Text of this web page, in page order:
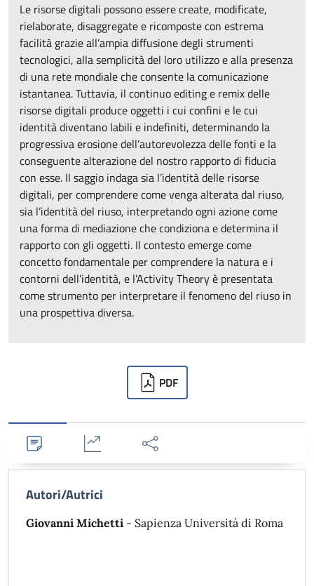
Le risorse digitali possono essere create, modificate,
rielaborate, disaggregate e ricomposte con estrema
facilità grazie all’ampia diffusione degli strumenti
tecnologici, alla semplicità del loro utilizzo e alla presenza
di una rete mondiale che consente la comunicazione
istantanea. Tuttavia, il continuo editing e remix delle
risorse digitali produce oggetti i cui confini e le cui
identità diventano labili e indefiniti, determinando la
progressiva erosione dell’autorevolezza delle fonti e la
conseguente alterazione del nostro rapporto di fiducia
con esse. Il saggio indaga sia l’identità delle risorse
digitali, per comprendere come venga alterata dal riuso,
sia l’identità del riuso, interpretando ogni azione come
una forma di mediazione che condiziona e determina il
rapporto con gli oggetti. Il contesto emerge come
concetto fondamentale per comprendere la natura e i
contorni dell’identità, e l’Activity Theory è presentata
come strumento per interpretare il fenomeno del riuso in
una prospettiva diversa.
PDF
Dettagli Statistiche Condividi
Autori/Autrici
Giovanni Michetti - Sapienza Università di Roma